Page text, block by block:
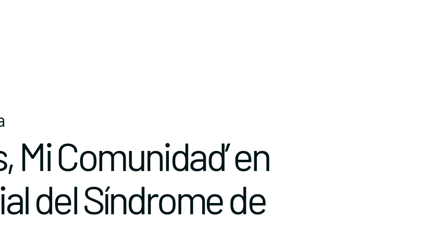
Mi Comunidad’ en
del Síndrome de